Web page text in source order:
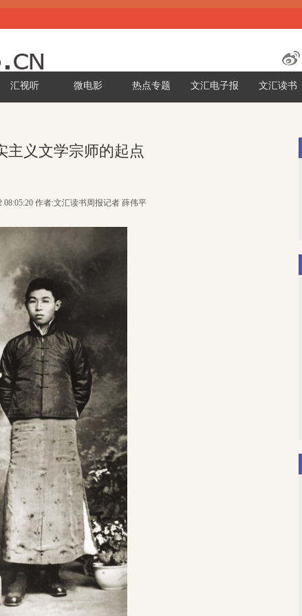
汇视听 微电影 热点专题 文汇电子报 文汇读书
主义文学宗师的起点
08:05:20 作者:文汇读书周报记者 薛伟平